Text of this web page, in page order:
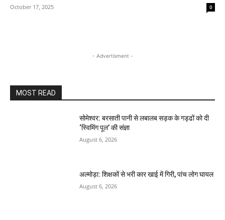
October 17, 2025 0
- Advertisment -
MOST READ
सोमेश्वर: बरसाती पानी से लबालब सड़क के गड्ढों को दी
‘स्विमिंग पूल’ की संज्ञा
August 6, 2026
अल्मोड़ा: शिक्षकों से भरी कार खाई में गिरी, पांच लोग घायल
August 6, 2026